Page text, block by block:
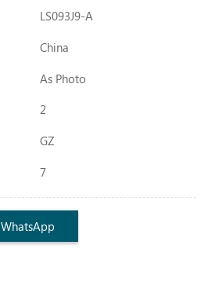
LS093J9-A
China
As Photo
2
GZ
7
WhatsApp